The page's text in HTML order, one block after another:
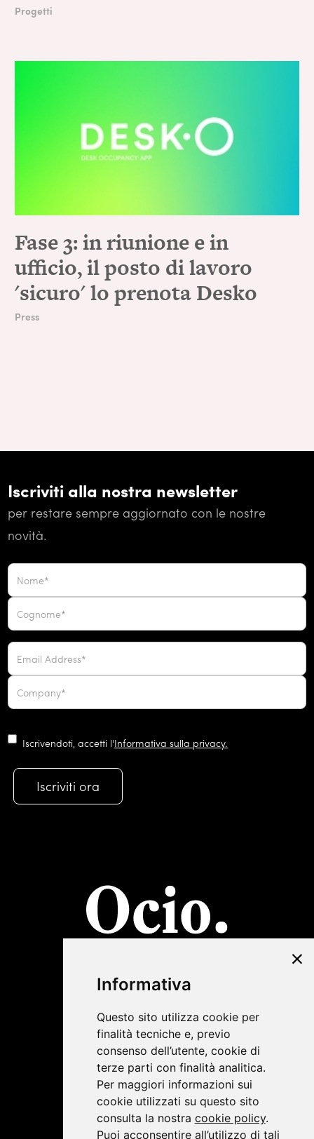
Informativa
Questo sito utilizza cookie per
finalità tecniche e, previo
consenso dell’utente, cookie di
terze parti con finalità analitica.
Per maggiori informazioni sui
cookie utilizzati su questo sito
consulta la nostra cookie policy.
Puoi acconsentire all’utilizzo di tali
Progetti
Fase 3: in riunione e in
ufficio, il posto di lavoro
'sicuro' lo prenota Desko
Press
Iscriviti alla nostra newsletter
per restare sempre aggiornato con le nostre
novità.
Iscrivendoti, accetti l'Informativa sulla privacy.
Privacy Policy | Cookie Policy